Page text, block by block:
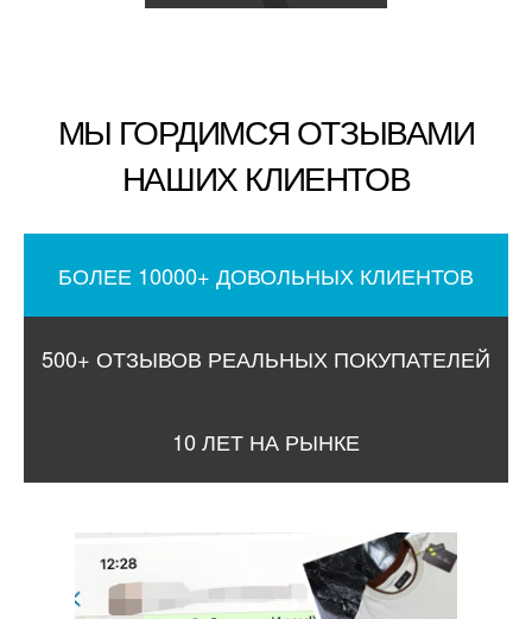
МЫ ГОРДИМСЯ ОТЗЫВАМИ
НАШИХ КЛИЕНТОВ
БОЛЕЕ 10000+ ДОВОЛЬНЫХ КЛИЕНТОВ
500+ ОТЗЫВОВ РЕАЛЬНЫХ ПОКУПАТЕЛЕЙ
10 ЛЕТ НА РЫНКЕ